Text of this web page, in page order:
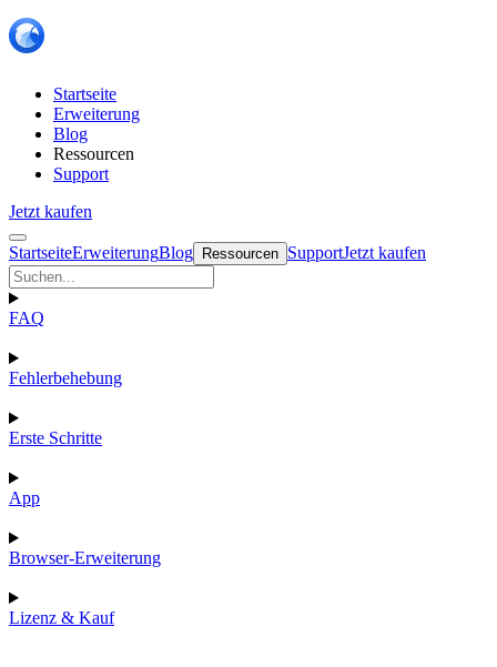
Startseite
Erweiterung
Blog
Ressourcen
Support
Jetzt kaufen
StartseiteErweiterungBlog Ressourcen SupportJetzt kaufen
FAQ
Fehlerbehebung
Erste Schritte
App
Browser-Erweiterung
Lizenz & Kauf